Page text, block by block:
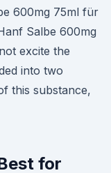
600mg 75ml für
Salbe 600mg
excite the
into two
this substance,
for